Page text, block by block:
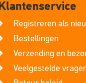
Klantenservice
Registreren als
Bestellingen
Verzending en
Veelgestelde